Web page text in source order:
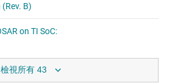
檢視所有 43